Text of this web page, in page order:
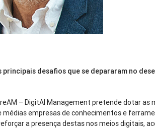
principais desafios que se depararam no
– DigitAl Management pretende dotar as
médias empresas de conhecimentos e
a presença destas nos meios digitais,